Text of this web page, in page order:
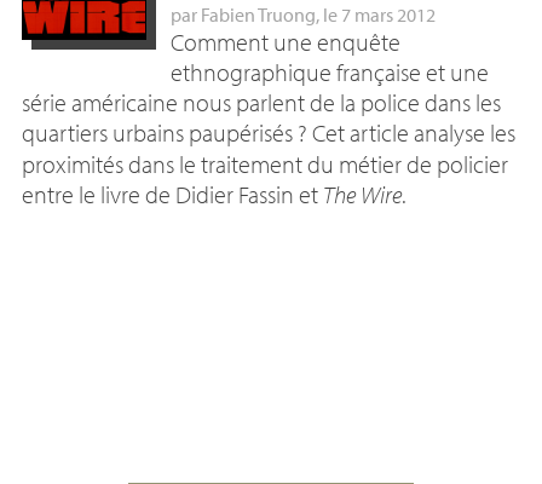
par Fabien Truong, le 7 mars 2012
Comment une enquête
ethnographique française et une
série américaine nous parlent de la police dans les
quartiers urbains paupérisés ? Cet article analyse les
proximités dans le traitement du métier de policier
entre le livre de Didier Fassin et The Wire.